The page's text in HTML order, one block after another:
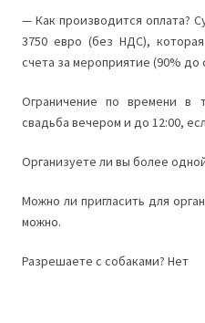
— Как производится оплата?
3750 евро (без НДС),
счета за мероприятие (90% до
Ограничение по времени в
свадьба вечером и до 12:00,
Организуете ли вы более
Можно ли пригласить для
можно.
Разрешаете с собаками? Нет